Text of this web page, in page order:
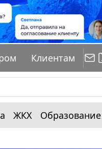
Клиентам
ЖКХ Образование